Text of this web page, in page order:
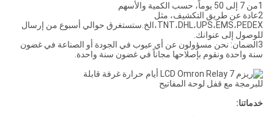
1من 7 إلى 50 يوماً، حسب الكمية والأسهم
2عادة عن طريق التكشيف، مثل
TNT،DHL،UPS،EMS،PEDEX،الخ.ستستغرق حوالي أسبوع من إرسال
للوصول إلى عنوانك.
3الضمان: نحن مسؤولون عن أي عيوب في الجودة أو الصناعة في غضون
سنة واحدة ونقوم بإصلاحها مجاناً في غضون سنة واحدة.
خدماتنا: